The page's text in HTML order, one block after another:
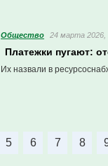
Общество 24 марта 2026,
Платежки пугают:
Их назвали в
5 6 7 8